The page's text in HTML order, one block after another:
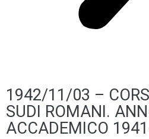
1942/11/03 –
SUDI ROMANI.
ACCADEMICO